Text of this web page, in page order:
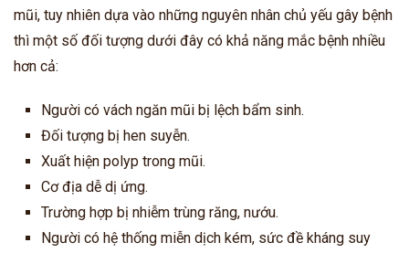
mũi, tuy nhiên dựa vào những nguyên nhân chủ yếu gây bệnh
thì một số đối tượng dưới đây có khả năng mắc bệnh nhiều
hơn cả:
Người có vách ngăn mũi bị lệch bẩm sinh.
Đối tượng bị hen suyễn.
Xuất hiện polyp trong mũi.
Cơ địa dễ dị ứng.
Trường hợp bị nhiễm trùng răng, nướu.
Người có hệ thống miễn dịch kém, sức đề kháng suy